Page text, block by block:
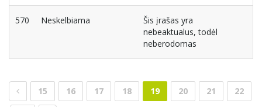
570 Neskelbiama
Šis įrašas yra
nebeaktualus, todėl
neberodomas
15 16 17 18 19 20 21 22